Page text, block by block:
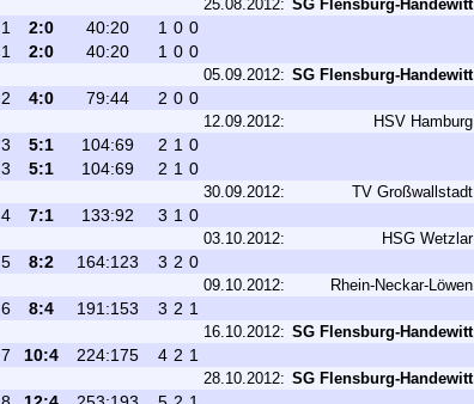
25.08.2012: SG Flensburg-Handewitt
1 2:0 40:20 1 0 0
1 2:0 40:20 1 0 0
05.09.2012: SG Flensburg-Handewitt
2 4:0 79:44 2 0 0
12.09.2012: HSV Hamburg
3 5:1 104:69 2 1 0
3 5:1 104:69 2 1 0
30.09.2012: TV Großwallstadt
4 7:1 133:92 3 1 0
03.10.2012: HSG Wetzlar
5 8:2 164:123 3 2 0
09.10.2012: Rhein-Neckar-Löwen
6 8:4 191:153 3 2 1
16.10.2012: SG Flensburg-Handewitt
7 10:4 224:175 4 2 1
28.10.2012: SG Flensburg-Handewitt